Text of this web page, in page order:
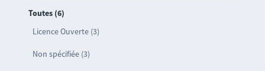
Toutes (6)
Licence Ouverte (3)
Non spécifiée (3)